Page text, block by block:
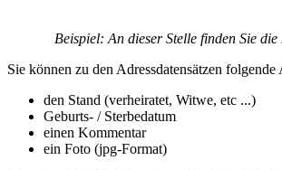
Beispiel: An dieser Stelle finden Sie die
Sie können zu den Adressdatensätzen folgende
den Stand (verheiratet, Witwe, etc ...)
Geburts- / Sterbedatum
einen Kommentar
ein Foto (jpg-Format)